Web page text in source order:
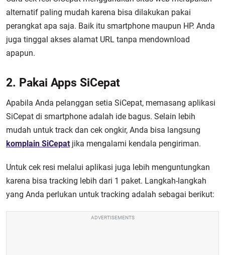
alternatif paling mudah karena bisa dilakukan pakai
perangkat apa saja. Baik itu smartphone maupun HP. Anda
juga tinggal akses alamat URL tanpa mendownload
apapun.
2. Pakai Apps SiCepat
Apabila Anda pelanggan setia SiCepat, memasang aplikasi
SiCepat di smartphone adalah ide bagus. Selain lebih
mudah untuk track dan cek ongkir, Anda bisa langsung
komplain SiCepat jika mengalami kendala pengiriman.
Untuk cek resi melalui aplikasi juga lebih menguntungkan
karena bisa tracking lebih dari 1 paket. Langkah-langkah
yang Anda perlukan untuk tracking adalah sebagai berikut:
ADVERTISEMENTS